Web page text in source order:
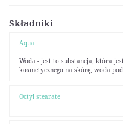
Składniki
Aqua
Woda - jest to substancja, która
kosmetycznego na skórę, woda
Octyl stearate